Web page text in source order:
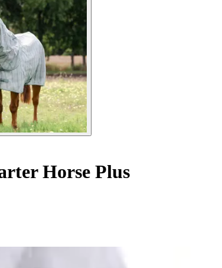
Horse Plus